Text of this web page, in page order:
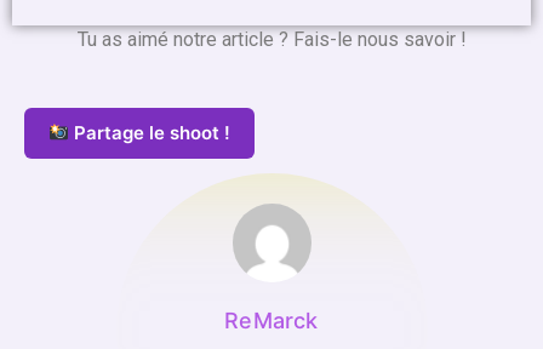
Tu as aimé notre article ? Fais-le nous savoir !
Partage le shoot !
ReMarck